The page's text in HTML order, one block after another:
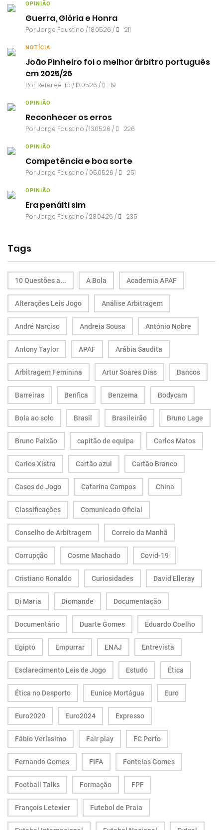
OPINIÃO
Guerra, Glória e Honra
PorJorge Faustino / 18.05.26 / 211
NOTÍCIA
João Pinheiro foi o melhor árbitro português
em 2025/26
Por RefereeTip / 13.05.26 / 19
OPINIÃO
Reconhecer os erros
PorJorge Faustino / 13.05.26 / 226
OPINIÃO
Competência e boa sorte
PorJorge Faustino / 05.05.26 / 251
OPINIÃO
Era penálti sim
PorJorge Faustino / 28.04.26 / 235
Tags
10 Questões a... A Bola Academia APAF
Alterações Leis Jogo Análise Arbitragem
André Narciso Andreia Sousa António Nobre
Antony Taylor APAF Arábia Saudita
Arbitragem Feminina Artur Soares Dias Bancos
Barreiras Benfica Benzema Bodycam
Bola ao solo Brasil Brasileirão Bruno Lage
Bruno Paixão capitão de equipa Carlos Matos
Carlos Xistra Cartão azul Cartão Branco
Casos de Jogo Catarina Campos China
Classificações Comunicado Oficial
Conselho de Arbitragem Correio da Manhã
Corrupção Cosme Machado Covid-19
Cristiano Ronaldo Curiosidades David Elleray
Di Maria Diomande Documentação
Documentário Duarte Gomes Eduardo Coelho
Egipto Empurrar ENAJ Entrevista
Esclarecimento Leis de Jogo Estudo Ética
Ética no Desporto Eunice Mortágua Euro
Euro2020 Euro2024 Expresso
Fábio Veríssimo Fair play FC Porto
Fernando Gomes FIFA Fontelas Gomes
Football Talks Formação FPF
François Letexier Futebol de Praia